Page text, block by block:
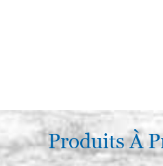
Produits À